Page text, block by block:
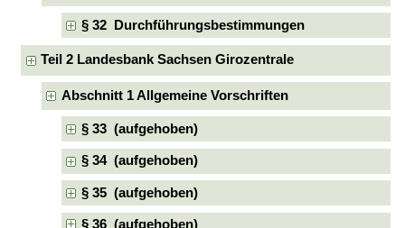
§ 32 Durchführungsbestimmungen
Teil 2 Landesbank Sachsen Girozentrale
Abschnitt 1 Allgemeine Vorschriften
§ 33 (aufgehoben)
§ 34 (aufgehoben)
§ 35 (aufgehoben)
§ 36 (aufgehoben)